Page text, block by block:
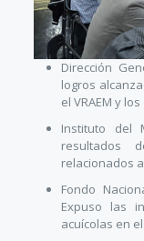
Dirección
logros
el VRAEM y
Instituto del
resultados
relacionados
Fondo
Expuso las
acuícolas en el